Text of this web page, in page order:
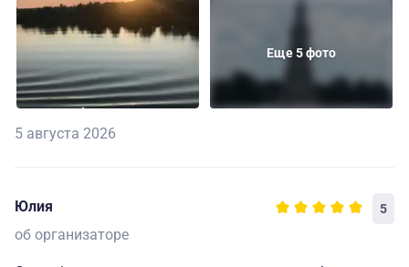
Еще 5 фото
5 августа 2026
Юлия 5
об организаторе